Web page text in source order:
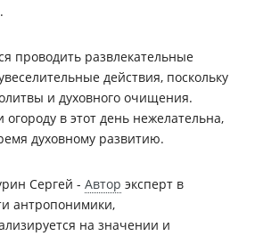
проводить развлекательные
действия, поскольку
и духовного очищения.
огороду в этот день нежелательна,
духовному развитию.
Сергей - Автор эксперт в
антропонимики,
на значении и